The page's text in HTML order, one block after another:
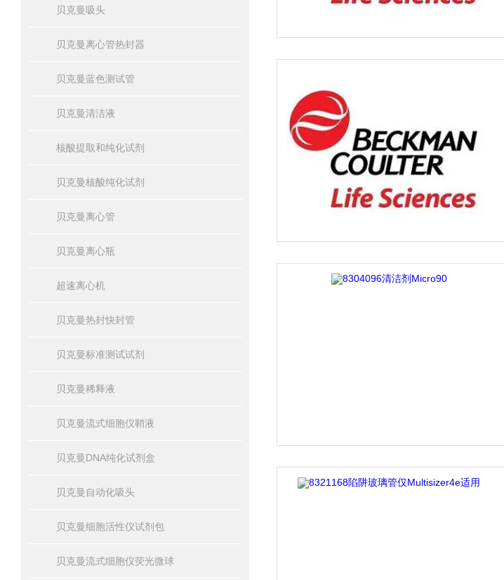
贝克曼吸头
贝克曼离心管热封器
贝克曼蓝色测试管
贝克曼清洁液
核酸提取和纯化试剂
贝克曼核酸纯化试剂
贝克曼离心管
贝克曼离心瓶
超速离心机
贝克曼热封快封管
贝克曼标准测试试剂
贝克曼稀释液
贝克曼流式细胞仪鞘液
贝克曼DNA纯化试剂盒
贝克曼自动化吸头
贝克曼细胞活性仪试剂包
贝克曼流式细胞仪荧光微球